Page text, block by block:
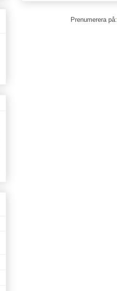
Prenumerera på: